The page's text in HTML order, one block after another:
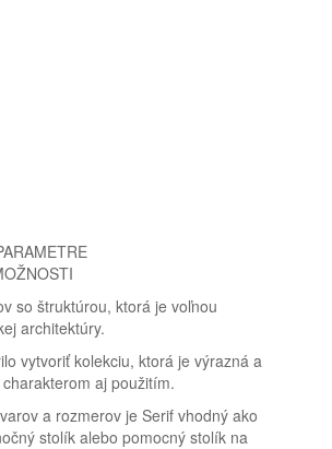
so štruktúrou, ktorá je voľnou
architektúry.
vytvoriť kolekciu, ktorá je výrazná a
aj použitím.
a rozmerov je Serif vhodný ako
stolík alebo pomocný stolík na
PORADCA